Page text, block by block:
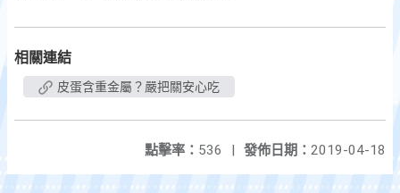
相關連結
皮蛋含重金屬？嚴把關安心吃
發佈日期： 2019-04-18
點擊率： 536 |